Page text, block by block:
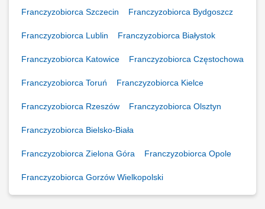
Franczyzobiorca Szczecin Franczyzobiorca Bydgoszcz
Franczyzobiorca Lublin Franczyzobiorca Białystok
Franczyzobiorca Katowice Franczyzobiorca Częstochowa
Franczyzobiorca Toruń Franczyzobiorca Kielce
Franczyzobiorca Rzeszów Franczyzobiorca Olsztyn
Franczyzobiorca Bielsko-Biała
Franczyzobiorca Zielona Góra Franczyzobiorca Opole
Franczyzobiorca Gorzów Wielkopolski